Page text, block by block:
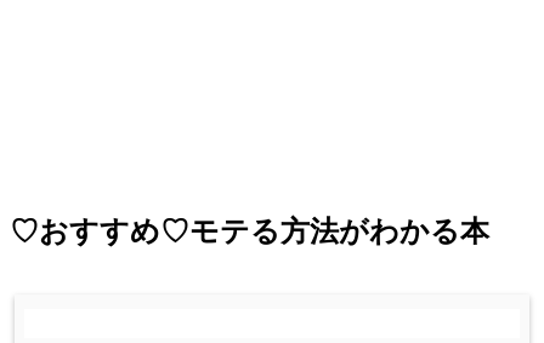
♡おすすめ♡モテる方法がわかる本